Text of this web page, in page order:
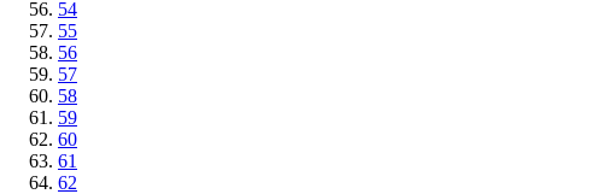
54
55
56
57
58
59
60
61
62